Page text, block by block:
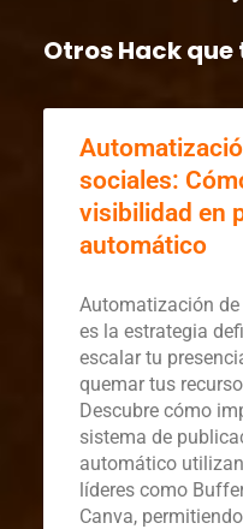
Otros Hack
sociales:
visibilidad en
automático
Automatización
es la estrategia
escalar tu
quemar tus
Descubre cómo
sistema de
automático
líderes como
Canva,